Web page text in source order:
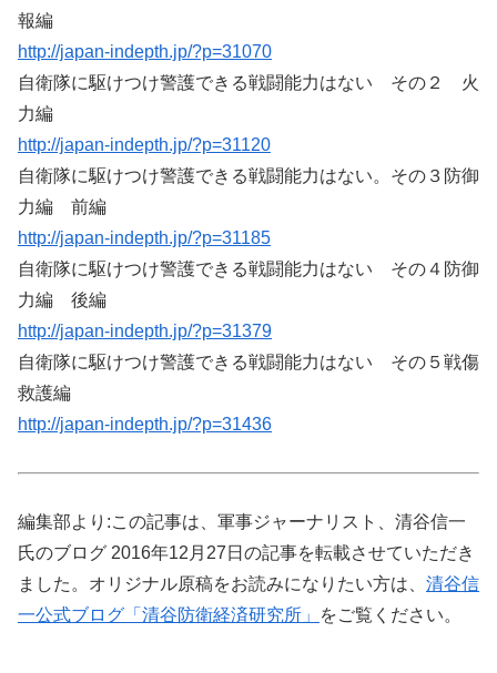
報編
http://japan-indepth.jp/?p=31070
自衛隊に駆けつけ警護できる戦闘能力はない その２ 火
力編
http://japan-indepth.jp/?p=31120
自衛隊に駆けつけ警護できる戦闘能力はない。その３防御
力編 前編
http://japan-indepth.jp/?p=31185
自衛隊に駆けつけ警護できる戦闘能力はない その４防御
力編 後編
http://japan-indepth.jp/?p=31379
自衛隊に駆けつけ警護できる戦闘能力はない その５戦傷
救護編
http://japan-indepth.jp/?p=31436
編集部より:この記事は、軍事ジャーナリスト、清谷信一
氏のブログ 2016年12月27日の記事を転載させていただき
ました。オリジナル原稿をお読みになりたい方は、 清谷信
一公式ブログ「清谷防衛経済研究所」
をご覧ください。